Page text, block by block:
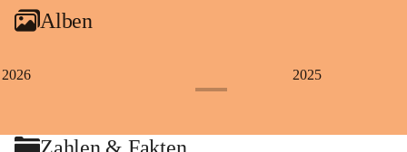
Alben
2026 2025
Zahlen & Fakten